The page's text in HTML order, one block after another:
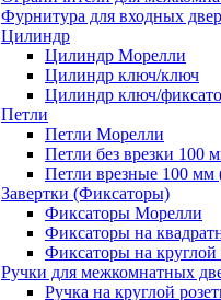
Фурнитура для входных
Цилиндр
Цилиндр Морелли
Цилиндр ключ/ключ
Цилиндр ключ/
Петли
Петли Морелли
Петли без врезки 100
Петли врезные 100 мм
Завертки (Фиксаторы)
Фиксаторы Морелли
Фиксаторы на
Фиксаторы на круглой
Ручки для межкомнатных
Ручка на круглой